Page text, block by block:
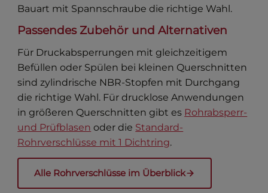
Bauart mit Spannschraube die richtige Wahl.
Passendes Zubehör und Alternativen
Für Druckabsperrungen mit gleichzeitigem
Befüllen oder Spülen bei kleinen Querschnitten
sind zylindrische NBR-Stopfen mit Durchgang
die richtige Wahl. Für drucklose Anwendungen
in größeren Querschnitten gibt es Rohrabsperr-
und Prüfblasen oder die Standard-
Rohrverschlüsse mit 1 Dichtring.
Alle Rohrverschlüsse im Überblick